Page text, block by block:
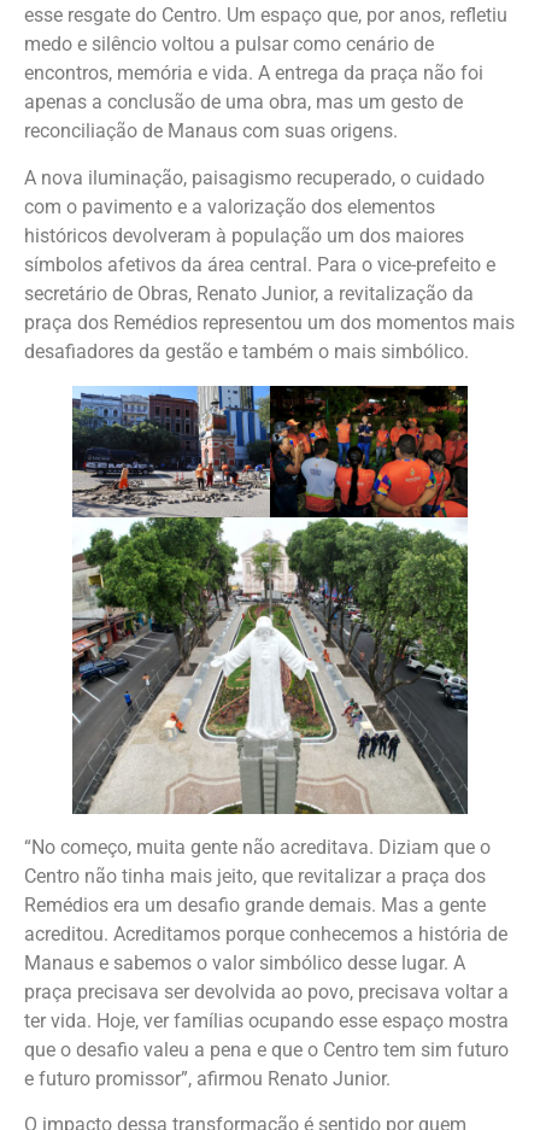
esse resgate do Centro. Um espaço que, por anos, refletiu
medo e silêncio voltou a pulsar como cenário de
encontros, memória e vida. A entrega da praça não foi
apenas a conclusão de uma obra, mas um gesto de
reconciliação de Manaus com suas origens.
A nova iluminação, paisagismo recuperado, o cuidado
com o pavimento e a valorização dos elementos
históricos devolveram à população um dos maiores
símbolos afetivos da área central. Para o vice-prefeito e
secretário de Obras, Renato Junior, a revitalização da
praça dos Remédios representou um dos momentos mais
desafiadores da gestão e também o mais simbólico.
“No começo, muita gente não acreditava. Diziam que o
Centro não tinha mais jeito, que revitalizar a praça dos
Remédios era um desafio grande demais. Mas a gente
acreditou. Acreditamos porque conhecemos a história de
Manaus e sabemos o valor simbólico desse lugar. A
praça precisava ser devolvida ao povo, precisava voltar a
ter vida. Hoje, ver famílias ocupando esse espaço mostra
que o desafio valeu a pena e que o Centro tem sim futuro
e futuro promissor”, afirmou Renato Junior.
O impacto dessa transformação é sentido por quem